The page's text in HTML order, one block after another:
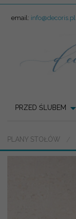
email: info@decoris.pl
PRZED ŚLUBEM
PLANY STOŁÓW